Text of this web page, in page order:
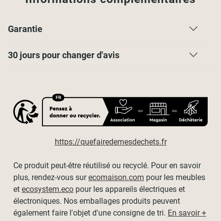
Garantie
30 jours pour changer d'avis
https://quefairedemesdechets.fr
Ce produit peut-être réutilisé ou recyclé. Pour en savoir
plus, rendez-vous surecomaison.com pour les meubles
et ecosystem.eco pour les appareils électriques et
électroniques. Nos emballages produits peuvent
également faire l'objet d'une consigne de tri. En savoir +